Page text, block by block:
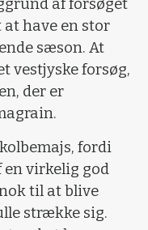
af forsøget
have en stor
sæson. At
vestjyske forsøg,
der er
fordi
en virkelig god
til at blive
strække sig.